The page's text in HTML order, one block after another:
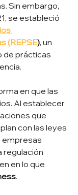
Sin embargo,
se estableció
(REPSE), un
de prácticas
en que las
Al establecer
que
con las leyes
empresas
regulación
en lo que
.